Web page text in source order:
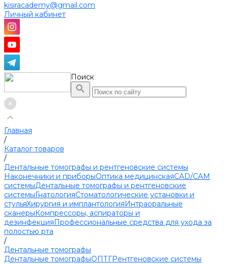
kisiracademy@gmail.com
Личный кабинет
Поиск
Главная
/
Каталог товаров
/
Дентальные томографы и рентгеновские системы
Наконечники и приборыОптика медицинскаяCAD/CAM
системыДентальные томографы и рентгеновские
системыГнатологияСтоматологические установки и
стульяХирургия и имплантологияИнтраоральные
сканерыКомпрессоры, аспираторы и
дезинфекцияПрофессиональные средства для ухода за
полостью рта
/
Дентальные томографы
Дентальные томографыОПТГРентгеновские системы